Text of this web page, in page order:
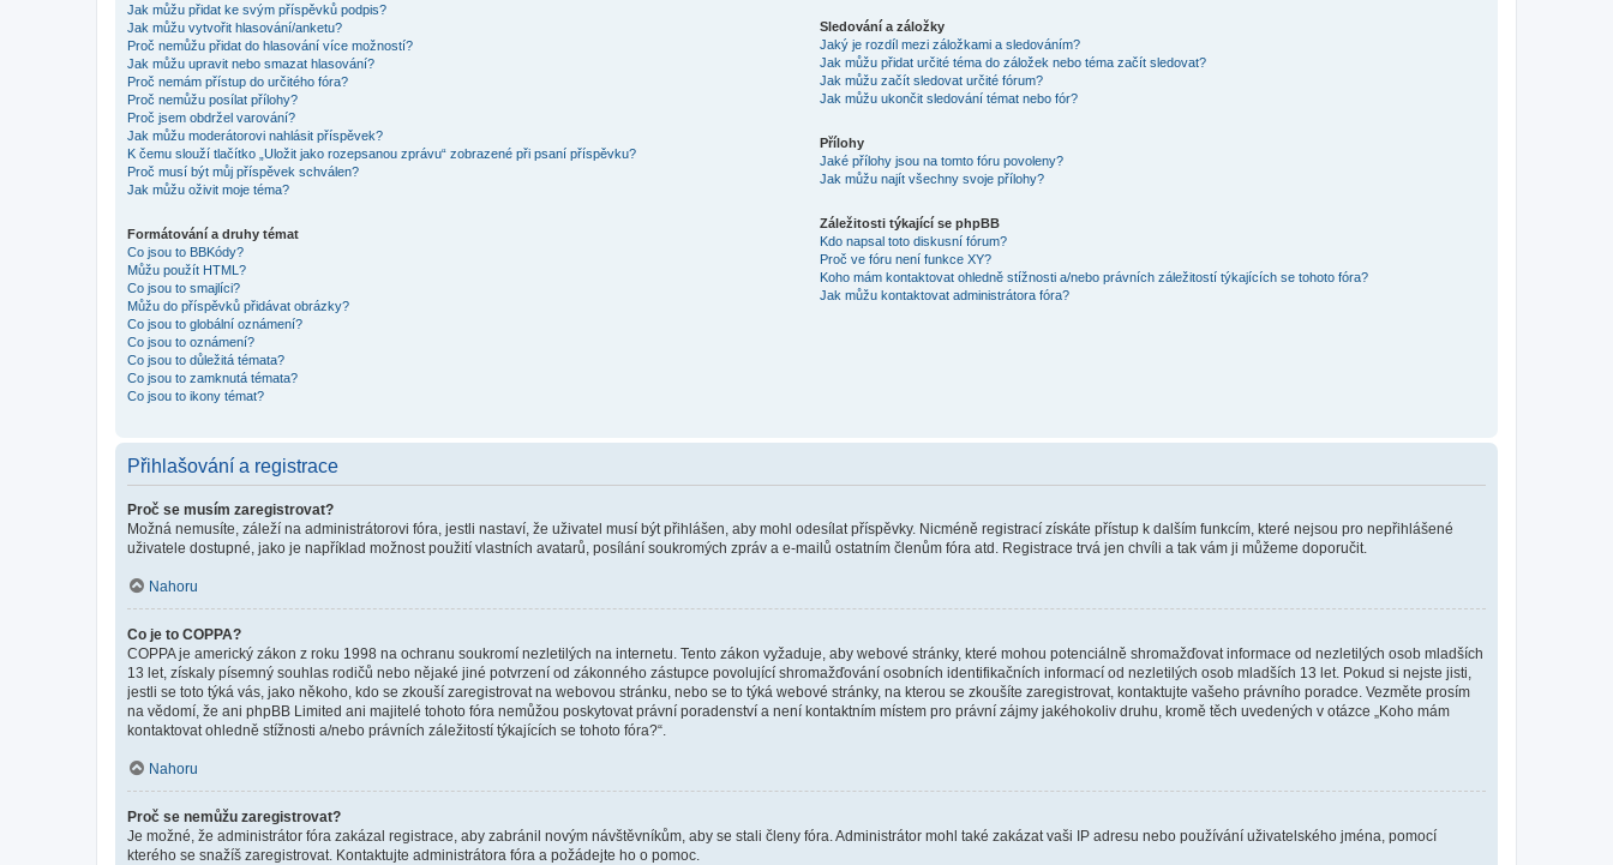
Jak můžu přidat ke svým příspěvků podpis?
Jak můžu vytvořit hlasování/anketu?
Proč nemůžu přidat do hlasování více možností?
Jak můžu upravit nebo smazat hlasování?
Proč nemám přístup do určitého fóra?
Proč nemůžu posílat přílohy?
Proč jsem obdržel varování?
Jak můžu moderátorovi nahlásit příspěvek?
K čemu slouží tlačítko „Uložit jako rozepsanou zprávu“ zobrazené při psaní příspěvku?
Proč musí být můj příspěvek schválen?
Jak můžu oživit moje téma?
Formátování a druhy témat
Co jsou to BBKódy?
Můžu použít HTML?
Co jsou to smajlíci?
Můžu do příspěvků přidávat obrázky?
Co jsou to globální oznámení?
Co jsou to oznámení?
Co jsou to důležitá témata?
Co jsou to zamknutá témata?
Co jsou to ikony témat?
Sledování a záložky
Jaký je rozdíl mezi záložkami a sledováním?
Jak můžu přidat určité téma do záložek nebo téma začít sledovat?
Jak můžu začít sledovat určité fórum?
Jak můžu ukončit sledování témat nebo fór?
Přílohy
Jaké přílohy jsou na tomto fóru povoleny?
Jak můžu najít všechny svoje přílohy?
Záležitosti týkající se phpBB
Kdo napsal toto diskusní fórum?
Proč ve fóru není funkce XY?
Koho mám kontaktovat ohledně stížnosti a/nebo právních záležitostí týkajících se tohoto fóra?
Jak můžu kontaktovat administrátora fóra?
Přihlašování a registrace
Proč se musím zaregistrovat?
Možná nemusíte, záleží na administrátorovi fóra, jestli nastaví, že uživatel musí být přihlášen, aby mohl odesílat příspěvky. Nicméně registrací získáte přístup k dalším funkcím, které nejsou pro nepřihlášené
uživatele dostupné, jako je například možnost použití vlastních avatarů, posílání soukromých zpráv a e-mailů ostatním členům fóra atd. Registrace trvá jen chvíli a tak vám ji můžeme doporučit.
Nahoru
Co je to COPPA?
COPPA je americký zákon z roku 1998 na ochranu soukromí nezletilých na internetu. Tento zákon vyžaduje, aby webové stránky, které mohou potenciálně shromažďovat informace od nezletilých osob mladších
13 let, získaly písemný souhlas rodičů nebo nějaké jiné potvrzení od zákonného zástupce povolující shromažďování osobních identifikačních informací od nezletilých osob mladších 13 let. Pokud si nejste jisti,
jestli se toto týká vás, jako někoho, kdo se zkouší zaregistrovat na webovou stránku, nebo se to týká webové stránky, na kterou se zkoušíte zaregistrovat, kontaktujte vašeho právního poradce. Vezměte prosím
na vědomí, že ani phpBB Limited ani majitelé tohoto fóra nemůžou poskytovat právní poradenství a není kontaktním místem pro právní zájmy jakéhokoliv druhu, kromě těch uvedených v otázce „Koho mám
kontaktovat ohledně stížnosti a/nebo právních záležitostí týkajících se tohoto fóra?“.
Nahoru
Proč se nemůžu zaregistrovat?
Je možné, že administrátor fóra zakázal registrace, aby zabránil novým návštěvníkům, aby se stali členy fóra. Administrátor mohl také zakázat vaši IP adresu nebo používání uživatelského jména, pomocí
kterého se snažíš zaregistrovat. Kontaktujte administrátora fóra a požádejte ho o pomoc.